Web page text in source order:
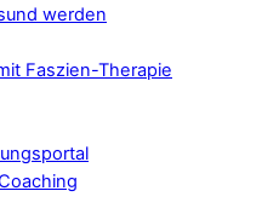
werden
Faszien-Therapie